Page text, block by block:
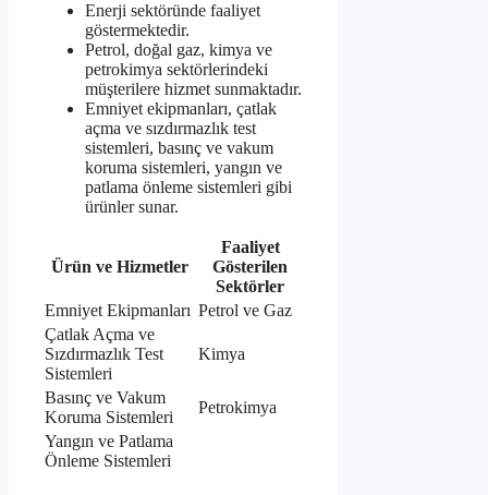
Enerji sektöründe faaliyet
göstermektedir.
Petrol, doğal gaz, kimya ve
petrokimya sektörlerindeki
müşterilere hizmet sunmaktadır.
Emniyet ekipmanları, çatlak
açma ve sızdırmazlık test
sistemleri, basınç ve vakum
koruma sistemleri, yangın ve
patlama önleme sistemleri gibi
ürünler sunar.
Ürün ve Hizmetler
Faaliyet
Gösterilen
Sektörler
Emniyet Ekipmanları Petrol ve Gaz
Çatlak Açma ve
Sızdırmazlık Test
Sistemleri
Kimya
Basınç ve Vakum
Koruma Sistemleri
Petrokimya
Yangın ve Patlama
Önleme Sistemleri